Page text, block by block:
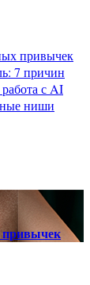
привычек
7 причин
с AI
ниши
привычек